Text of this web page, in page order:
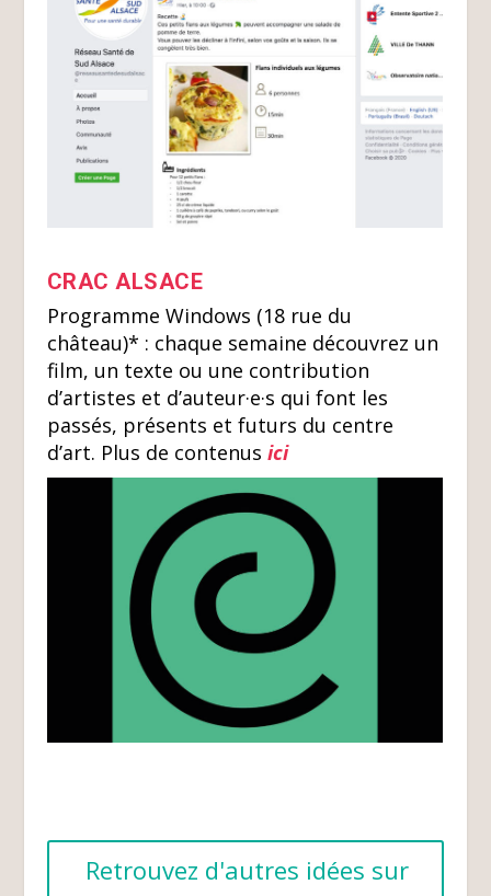
CRAC ALSACE
Programme Windows (18 rue du
château)* : chaque semaine découvrez un
film, un texte ou une contribution
d’artistes et d’auteur·e·s qui font les
passés, présents et futurs du centre
d’art. Plus de contenus ici
Retrouvez d'autres idées sur